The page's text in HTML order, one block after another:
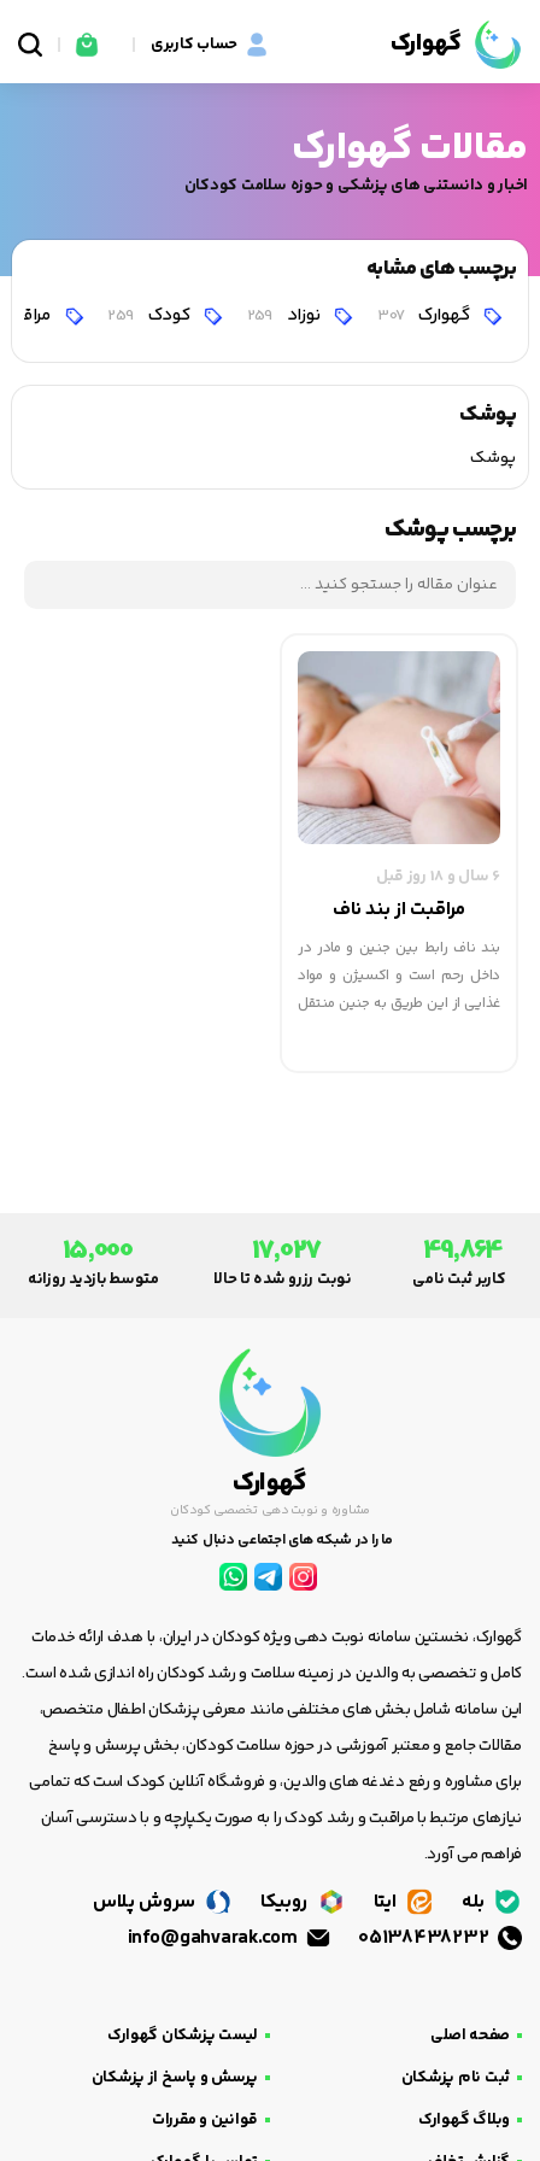
گهوارک حساب کاربری
مقالات گهوارک
اخبار و دانستنی های پزشکی و حوزه سلامت کودکان
برچسب های مشابه
گهوارک 307 نوزاد 259 کودک 259 مراقبت
پوشک
پوشک
برچسب پوشک
6 سال و 18 روز قبل
مراقبت از بند ناف
بند ناف رابط بین جنین و مادر در
داخل رحم است و اکسیژن و مواد
غذایی از این طریق به جنین منتقل
49,864
کاربر ثبت نامی
17,027
نوبت رزرو شده تا حالا
15,000
متوسط بازدید روزانه
گهوارک
مشاوره و نوبت دهی تخصصی کودکان
ما را در شبکه های اجتماعی دنبال کنید
گهوارک، نخستین سامانه نوبت دهی ویژه کودکان در ایران، با هدف ارائه خدمات
کامل و تخصصی به والدین در زمینه سلامت و رشد کودکان راه اندازی شده است.
این سامانه شامل بخش های مختلفی مانند معرفی پزشکان اطفال متخصص،
مقالات جامع و معتبر آموزشی در حوزه سلامت کودکان، بخش پرسش و پاسخ
برای مشاوره و رفع دغدغه های والدین، و فروشگاه آنلاین کودک است که تمامی
نیازهای مرتبط با مراقبت و رشد کودک را به صورت یکپارچه و با دسترسی آسان
فراهم می آورد.
بله ایتا روبیکا
سروش پلاس
صفحه اصلی
لیست پزشکان گهوارک
ثبت نام پزشکان
پرسش و پاسخ از پزشکان
وبلاگ گهوارک
قوانین و مقررات